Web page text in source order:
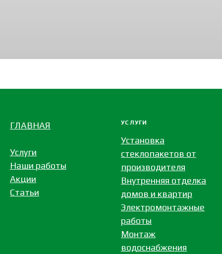
ГЛАВНАЯ
Услуги
Наши работы
Акции
Статьи
УСЛУГИ
Установка
стеклопакетов от
производителя
Внутренняя отделка
домов и квартир
Электромонтажные
работы
Монтаж
водоснабжения